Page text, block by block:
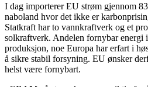
I dag importerer EU strøm gjennom
naboland hvor det ikke er
Statkraft har to vannkraftverk og et
solkraftverk. Andelen fornybar energi
produksjon, noe Europa har erfart i
å sikre stabil forsyning. EU ønsker
helst være fornybart.